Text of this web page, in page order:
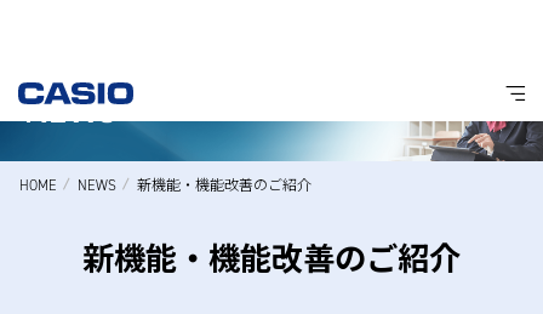
HOME NEWS 新機能・機能改善のご紹介
新機能・機能改善のご紹介